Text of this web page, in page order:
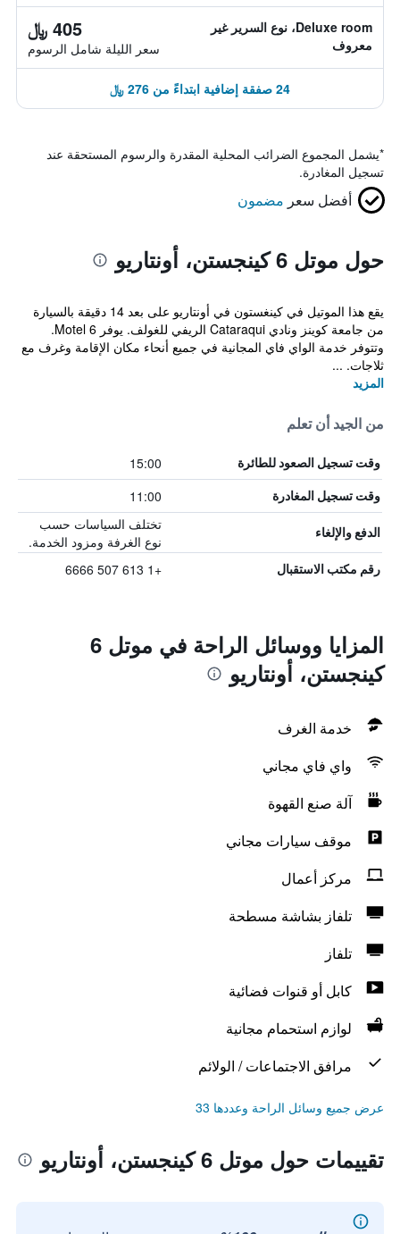
Deluxe room، نوع السرير غير
معروف
405 ﷼
سعر الليلة شامل الرسوم
24 صفقة إضافية ابتداءً من 276 ﷼
*يشمل المجموع الضرائب المحلية المقدرة والرسوم المستحقة عند
تسجيل المغادرة.
أفضل سعر مضمون
حول موتل 6 كينجستن، أونتاريو
يقع هذا الموتيل في كينغستون في أونتاريو على بعد 14 دقيقة بالسيارة
من جامعة كوينز ونادي Cataraqui الريفي للغولف. يوفر Motel 6.
وتتوفر خدمة الواي فاي المجانية في جميع أنحاء مكان الإقامة وغرف مع
ثلاجات. ...
المزيد
من الجيد أن تعلم
وقت تسجيل الصعود للطائرة 15:00
وقت تسجيل المغادرة 11:00
الدفع والإلغاء
تختلف السياسات حسب
نوع الغرفة ومزود الخدمة.
رقم مكتب الاستقبال +1 613 507 6666
المزايا ووسائل الراحة في موتل 6
كينجستن، أونتاريو
خدمة الغرف
واي فاي مجاني
آلة صنع القهوة
موقف سيارات مجاني
مركز أعمال
تلفاز بشاشة مسطحة
تلفاز
كابل أو قنوات فضائية
لوازم استحمام مجانية
مرافق الاجتماعات / الولائم
عرض جميع وسائل الراحة وعددها 33
تقييمات حول موتل 6 كينجستن، أونتاريو